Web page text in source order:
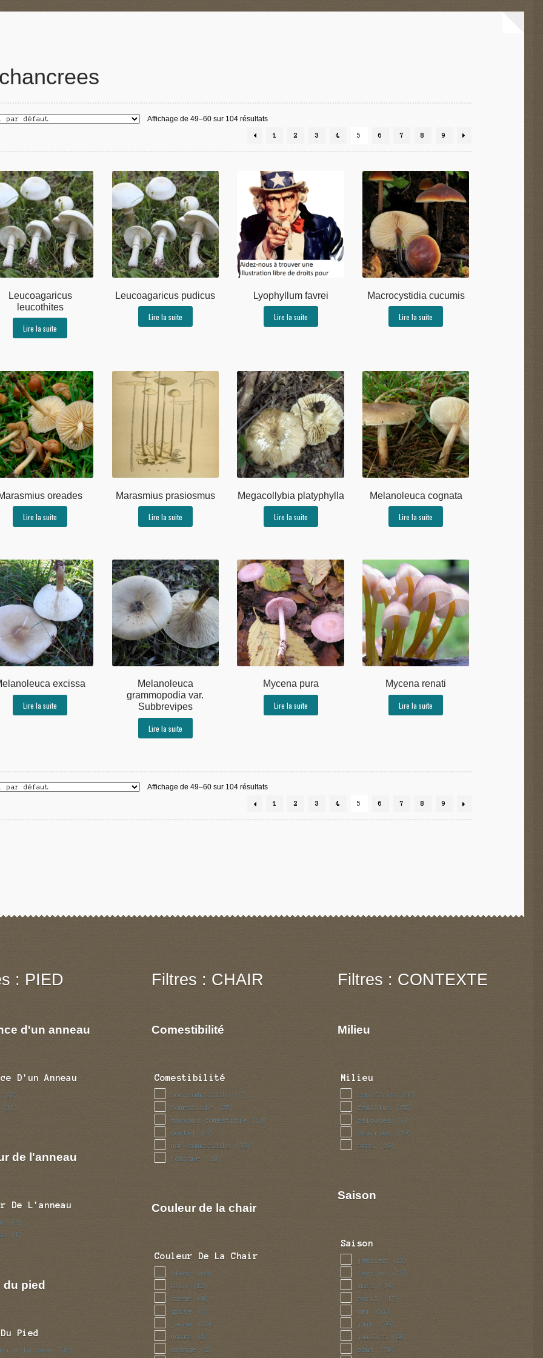
Affichage de 49–60 sur 104 résultats
1 2 3 4 5 6 7 8 9
Leucoagaricus
leucothites
Lire la suite
Leucoagaricus pudicus
Lire la suite
Lyophyllum favrei
Lire la suite
Macrocystidia cucumis
Lire la suite
oreades
Lire la suite
Marasmius prasiosmus
Lire la suite
Megacollybia platyphylla
Lire la suite
Melanoleuca cognata
Lire la suite
excissa
Lire la suite
Melanoleuca
grammopodia var.
Subbrevipes
Lire la suite
Mycena pura
Lire la suite
Mycena renati
Lire la suite
Affichage de 49–60 sur 104 résultats
1 2 3 4 5 6 7 8 9
: PIED
d'un anneau
D'un Anneau
(93)
(11)
de l'anneau
De L'anneau
(4)
(1)
du pied
Pied
a la base (26)
Filtres : CHAIR
Comestibilité
Comestibilité
bon comestible (7)
comestible (25)
mauvais comestible (10)
mortel (3)
non comestible (30)
toxique (19)
Couleur de la chair
Couleur De La Chair
blanc (69)
brun (12)
creme (9)
grise (7)
jaune (30)
noire (1)
orange (2)
Filtres : CONTEXTE
Milieu
Milieu
coniferes (66)
feuillus (62)
pelouses (9)
prairies (19)
pres (19)
Saison
Saison
janvier (13)
fevrier (13)
mars (14)
avril (17)
mai (27)
juin (39)
juillet (68)
aout (79)